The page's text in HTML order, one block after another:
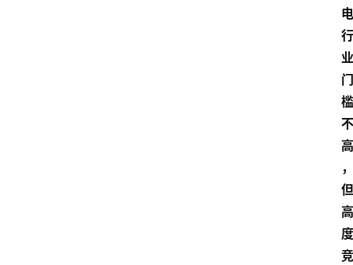
电
行
业
门
槛
不
高
，
但
高
度
竞